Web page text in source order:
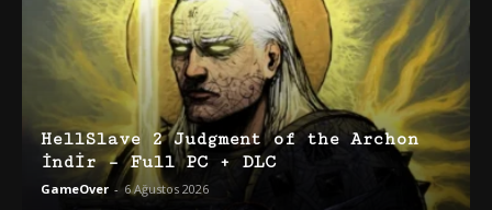
HellSlave 2 Judgment of the Archon
İndir – Full PC + DLC
GameOver - 6 Ağustos 2026